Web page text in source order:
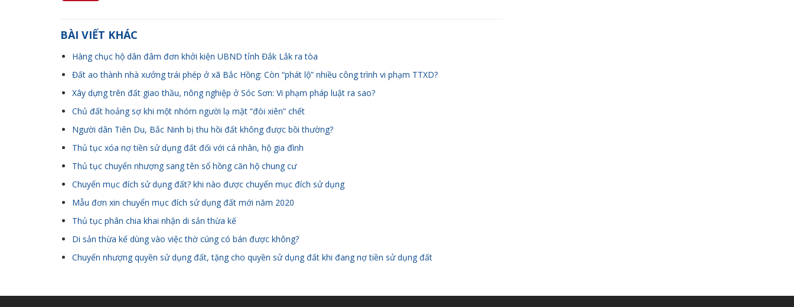
BÀI VIẾT KHÁC
Hàng chục hộ dân đâm đơn khởi kiện UBND tỉnh Đắk Lắk ra tòa
Đất ao thành nhà xưởng trái phép ở xã Bắc Hồng: Còn “phát lộ” nhiều công trình vi phạm TTXD?
Xây dựng trên đất giao thầu, nông nghiệp ở Sóc Sơn: Vi phạm pháp luật ra sao?
Chủ đất hoảng sợ khi một nhóm người lạ mặt “đòi xiên” chết
Người dân Tiên Du, Bắc Ninh bị thu hồi đất không được bồi thường?
Thủ tục xóa nợ tiền sử dụng đất đối với cá nhân, hộ gia đình
Thủ tục chuyển nhượng sang tên sổ hồng căn hộ chung cư
Chuyển mục đích sử dụng đất? khi nào được chuyển mục đích sử dụng
Mẫu đơn xin chuyển mục đích sử dụng đất mới năm 2020
Thủ tục phân chia khai nhận di sản thừa kế
Di sản thừa kế dùng vào việc thờ cúng có bán được không?
Chuyển nhượng quyền sử dụng đất, tặng cho quyền sử dụng đất khi đang nợ tiền sử dụng đất